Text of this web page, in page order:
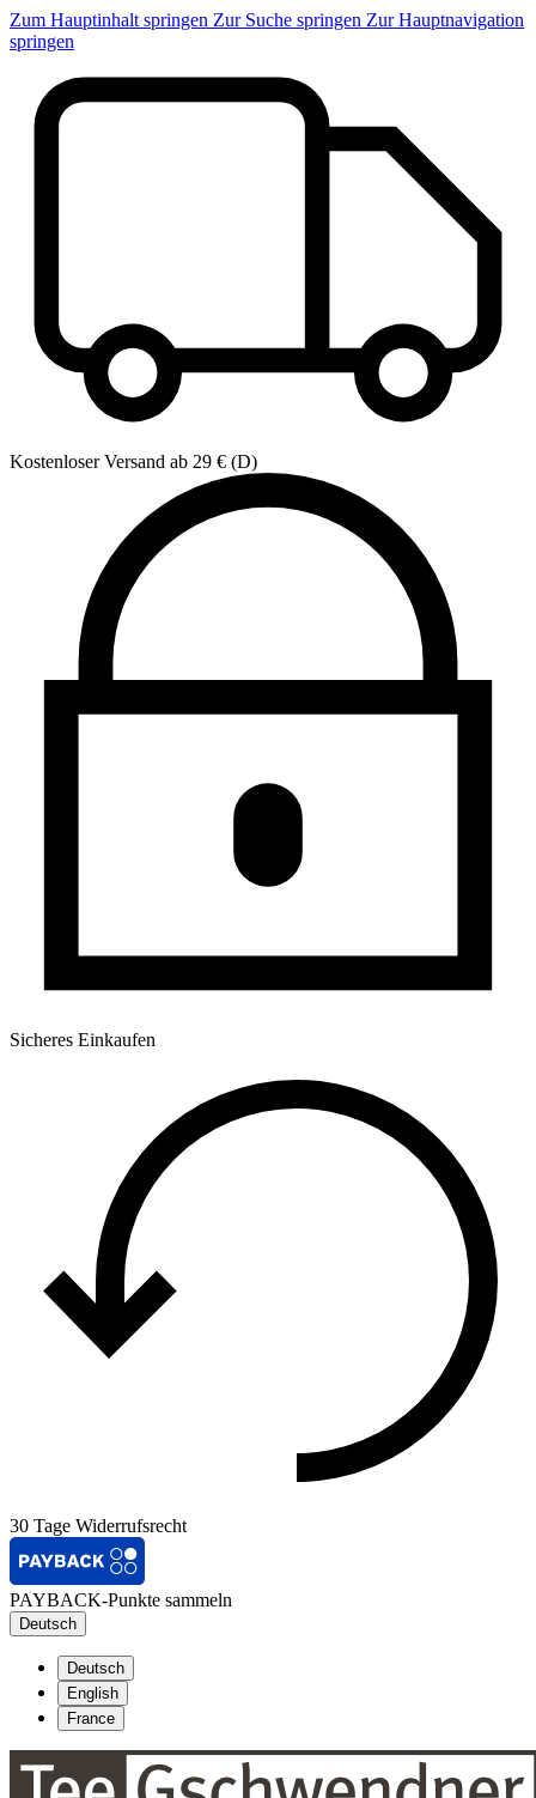
Zum Hauptinhalt springen Zur Suche springen Zur Hauptnavigation
springen
Kostenloser Versand ab 29 € (D)
Sicheres Einkaufen
30 Tage Widerrufsrecht
PAYBACK-Punkte sammeln
Deutsch
Deutsch
English
France